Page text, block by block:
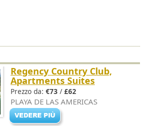
Regency Country Club,
Apartments Suites
Prezzo da: €73 / £62
PLAYA DE LAS AMERICAS